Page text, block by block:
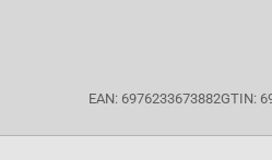
EAN: 6976233673882GTIN: